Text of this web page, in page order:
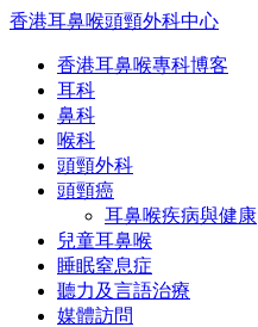
香港耳鼻喉頭頸外科中心
香港耳鼻喉專科博客
耳科
鼻科
喉科
頭頸外科
頭頸癌
耳鼻喉疾病與健康
兒童耳鼻喉
睡眠窒息症
聽力及言語治療
媒體訪問